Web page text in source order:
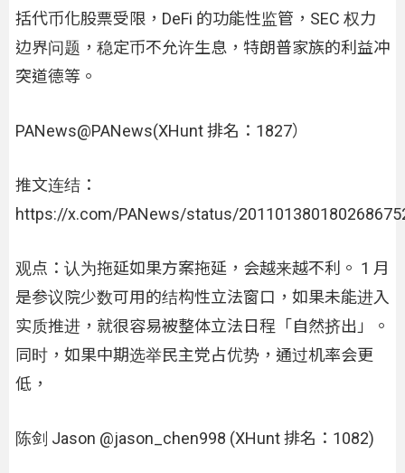
括代币化股票受限，DeFi 的功能性监管，SEC 权力
边界问题，稳定币不允许生息，特朗普家族的利益冲
突道德等。
PANews@PANews(XHunt 排名：1827）
推文连结：
https://x.com/PANews/status/
观点：认为拖延如果方案拖延，会越来越不利。 1 月
是参议院少数可用的结构性立法窗口，如果未能进入
实质推进，就很容易被整体立法日程「自然挤出」。
同时，如果中期选举民主党占优势，通过机率会更
低，
陈剑 Jason @jason_chen998 (XHunt 排名：1082)